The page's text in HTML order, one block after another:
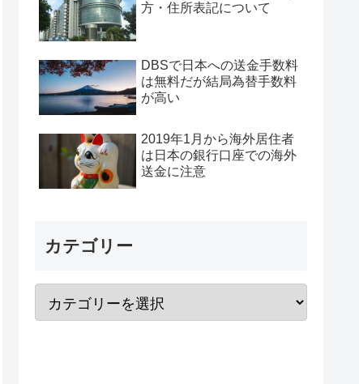
方・住所表記について
DBSで日本への送金手数料
は無料だが結局為替手数料
が高い
2019年1月から海外居住者
は日本の銀行口座での海外
送金に注意
カテゴリー